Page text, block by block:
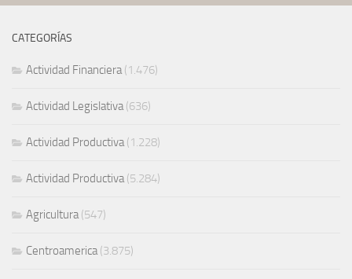
CATEGORÍAS
Actividad Financiera(1.476)
Actividad Legislativa(636)
Actividad Productiva(1.228)
Actividad Productiva(5.284)
Agricultura(547)
Centroamerica(3.875)